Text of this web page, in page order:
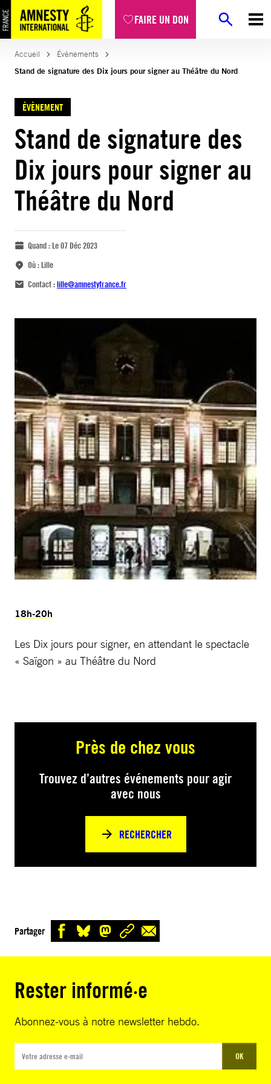
FAIRE UN DON
Accueil
Évènements
Stand de signature des Dix jours pour signer au Théâtre du Nord
ÉVÈNEMENT
Stand de signature des
Dix jours pour signer au
Théâtre du Nord
Quand :Le 07 Déc 2023
Où :Lille
Contact :lille@amnestyfrance.fr
18h-20h
Les Dix jours pour signer, en attendant le spectacle
« Saïgon » au Théâtre du Nord
Près de chez vous
Trouvez d’autres événements pour agir
avec nous
RECHERCHER
Partager
Rester informé·e
Abonnez-vous à notre newsletter hebdo.
OK